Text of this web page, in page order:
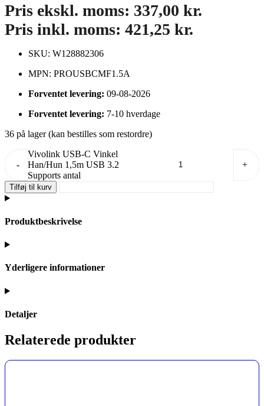
Pris ekskl. moms: 337,00 kr.
Pris inkl. moms: 421,25 kr.
SKU: W128882306
MPN: PROUSBCMF1.5A
Forventet levering: 09-08-2026
Forventet levering: 7-10 hverdage
36 på lager (kan bestilles som restordre)
-
Vivolink USB-C Vinkel
Han/Hun 1,5m USB 3.2
Supports antal
+
Tilføj til kurv
Produktbeskrivelse
Yderligere informationer
Detaljer
Relaterede produkter